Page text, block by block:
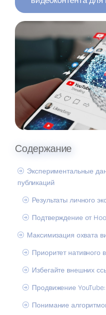
Содержание
Экспериментальные
публикаций
Результаты личного
Подтверждение от
Максимизация охвата
Приоритет нативного
Избегайте внешних
Продвижение
Понимание